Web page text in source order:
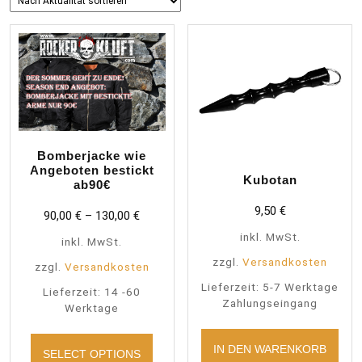
Bomberjacke wie
Angeboten bestickt
ab90€
90,00€ – 130,00€
inkl. MwSt.
zzgl. Versandkosten
Lieferzeit: 14 -60
Werktage
SELECT OPTIONS
Dieses
Kubotan
9,50 €
inkl. MwSt.
zzgl.Versandkosten
Lieferzeit: 5-7 Werktage
Zahlungseingang
IN DEN WARENKORB